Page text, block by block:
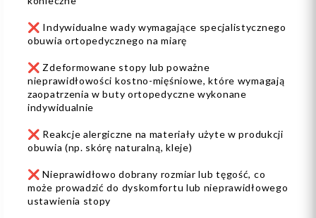
❌ Indywidualne wady wymagające specjalistycznego
obuwia ortopedycznego na miarę
❌ Zdeformowane stopy lub poważne
nieprawidłowości kostno-mięśniowe, które wymagają
zaopatrzenia w buty ortopedyczne wykonane
indywidualnie
❌ Reakcje alergiczne na materiały użyte w produkcji
obuwia (np. skórę naturalną, kleje)
❌ Nieprawidłowo dobrany rozmiar lub tęgość, co
może prowadzić do dyskomfortu lub nieprawidłowego
ustawienia stopy